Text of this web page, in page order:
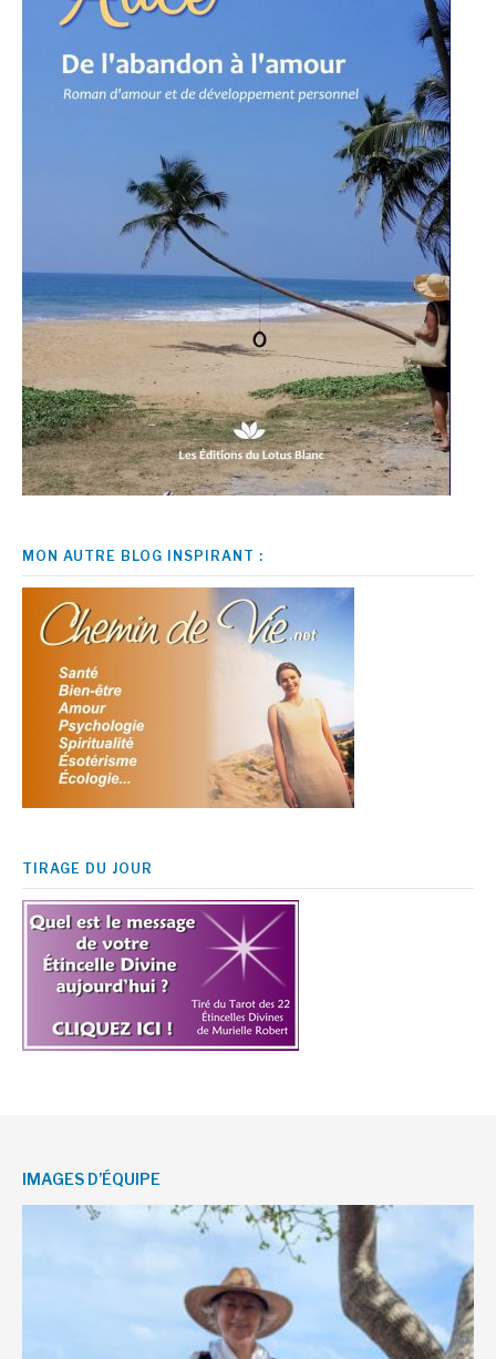
MON AUTRE BLOG INSPIRANT :
TIRAGE DU JOUR
IMAGES D’ÉQUIPE